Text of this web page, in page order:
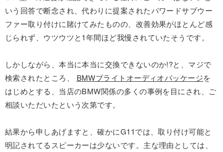
いう回答で断念され、代わりに提案されたパワードサブウー
ファー取り付けに賭けてみたものの、改善効果がほとんど感
じられず、ウツウツと1年間ほど我慢されていたそうです。
しかしながら、本当に本当に交換できないのか!?と、マジで
検索されたところ、 BMWブライトオーディオパッケージを
はじめとする、当店のBMW関係の多くの事例を目にされ、ご
相談いただいたという次第です。
結果から申しあげますと、確かにG11では、取り付け可能と
明記されてるスピーカーは少ないです。主な理由としては、